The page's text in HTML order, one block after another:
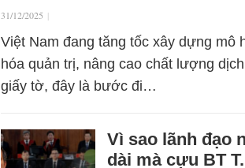
31/12/2025 |
Việt Nam đang tăng tốc xây dựng
hóa quản trị, nâng cao chất lượng
giấy tờ, đây là bước đi…
Vì sao lãnh đạo
dài mà cựu BT